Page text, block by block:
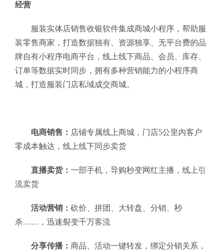
经营
服装实体店销售收银软件集成商城小程序，帮助服
装零售商家，打造数据独有、资源独享、无平台费的品
牌自有小程序电商平台，线上线下商品、会员、库存、
订单等数据实时同步，拥有多种营销能力的小程序商
城，打造服装门店私域成交商城。
电商销售： 店铺专属线上商城，门店5公里内客户
零成本触达，线上线下同步卖货
直播卖货： 一部手机，导购秒变网红主播，线上引
流卖货
活动营销： 砍价、拼团、大转盘、分销、秒
杀……，迅速裂变千万客流
分享传播： 商品、活动一键转发，绑定分销关系，